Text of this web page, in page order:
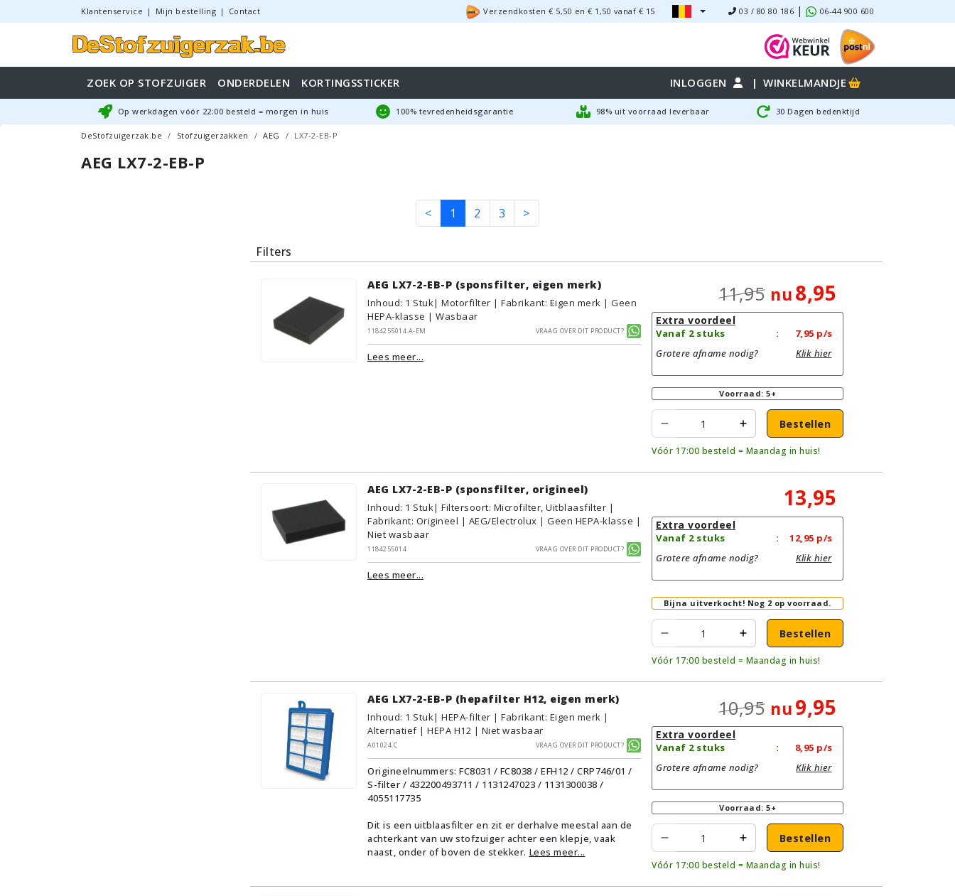
Klantenservice | Mijn bestelling | Contact Verzendkosten € 5,50 en € 1,50 vanaf € 15 03 / 80 80 186 | 06-44 900 600
ZOEK OP STOFZUIGER ONDERDELEN KORTINGSSTICKER INLOGGEN | WINKELMANDJE
Op werkdagen vóór 22:00 besteld = morgen in huis 100% tevredenheidsgarantie 98% uit voorraad leverbaar 30 Dagen bedenktijd
DeStofzuigerzak.be Stofzuigerzakken AEG LX7-2-EB-P
AEG LX7-2-EB-P
< 1 2 3 >
Filters
AEG LX7-2-EB-P (sponsfilter, eigen merk)
Inhoud: 1 Stuk| Motorfilter | Fabrikant: Eigen merk | Geen
HEPA-klasse | Wasbaar
1184255014.A-EM
Vraag over dit product?
Lees meer...
11,95 nu8,95
Extra voordeel
Vanaf 2 stuks : 7,95 p/s
Grotere afname nodig?
Klik hier
Voorraad: 5+
Bestellen
Vóór 17:00 besteld = Maandag in huis!
AEG LX7-2-EB-P (sponsfilter, origineel)
Inhoud: 1 Stuk| Filtersoort: Microfilter, Uitblaasfilter |
Fabrikant: Origineel | AEG/Electrolux | Geen HEPA-klasse |
Niet wasbaar
1184255014
Vraag over dit product?
Lees meer...
13,95
Extra voordeel
Vanaf 2 stuks : 12,95 p/s
Grotere afname nodig?
Klik hier
Bijna uitverkocht! Nog 2 op voorraad.
Bestellen
Vóór 17:00 besteld = Maandag in huis!
AEG LX7-2-EB-P (hepafilter H12, eigen merk)
Inhoud: 1 Stuk| HEPA-filter | Fabrikant: Eigen merk |
Alternatief | HEPA H12 | Niet wasbaar
A01024.C
Vraag over dit product?
Origineelnummers: FC8031 / FC8038 / EFH12 / CRP746/01 /
S-filter / 432200493711 / 1131247023 / 1131300038 /
4055117735
Dit is een uitblaasfilter en zit er derhalve meestal aan de
achterkant van uw stofzuiger achter een klepje, vaak
naast, onder of boven de stekker. Lees meer...
10,95 nu9,95
Extra voordeel
Vanaf 2 stuks : 8,95 p/s
Grotere afname nodig?
Klik hier
Voorraad: 5+
Bestellen
Vóór 17:00 besteld = Maandag in huis!